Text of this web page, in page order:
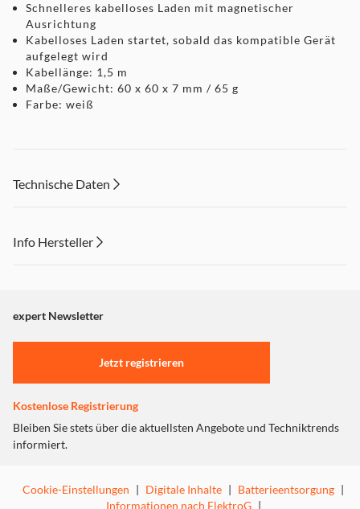
Schnelleres kabelloses Laden mit magnetischer
Ausrichtung
Kabelloses Laden startet, sobald das kompatible Gerät
aufgelegt wird
Kabellänge: 1,5 m
Maße/Gewicht: 60 x 60 x 7 mm / 65 g
Farbe: weiß
Technische Daten
Info Hersteller
"Marketing".
Einstellungen anpassen
expert Newsletter
Jetzt registrieren
Kostenlose Registrierung
Bleiben Sie stets über die aktuellsten Angebote und Techniktrends
informiert.
Cookie-Einstellungen | Digitale Inhalte | Batterieentsorgung |
Informationen nach ElektroG |